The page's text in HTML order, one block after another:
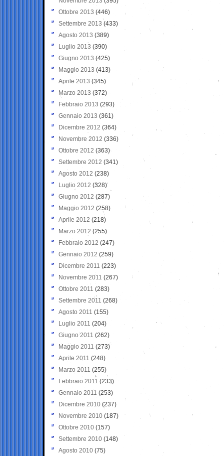
Ottobre 2013 (446)
Settembre 2013 (433)
Agosto 2013 (389)
Luglio 2013 (390)
Giugno 2013 (425)
Maggio 2013 (413)
Aprile 2013 (345)
Marzo 2013 (372)
Febbraio 2013 (293)
Gennaio 2013 (361)
Dicembre 2012 (364)
Novembre 2012 (336)
Ottobre 2012 (363)
Settembre 2012 (341)
Agosto 2012 (238)
Luglio 2012 (328)
Giugno 2012 (287)
Maggio 2012 (258)
Aprile 2012 (218)
Marzo 2012 (255)
Febbraio 2012 (247)
Gennaio 2012 (259)
Dicembre 2011 (223)
Novembre 2011 (267)
Ottobre 2011 (283)
Settembre 2011 (268)
Agosto 2011 (155)
Luglio 2011 (204)
Giugno 2011 (262)
Maggio 2011 (273)
Aprile 2011 (248)
Marzo 2011 (255)
Febbraio 2011 (233)
Gennaio 2011 (253)
Dicembre 2010 (237)
Novembre 2010 (187)
Ottobre 2010 (157)
Settembre 2010 (148)
Agosto 2010 (75)